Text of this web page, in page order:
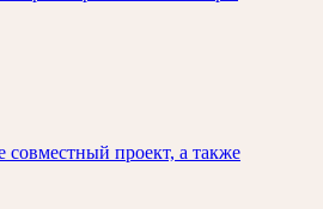
проект, а также